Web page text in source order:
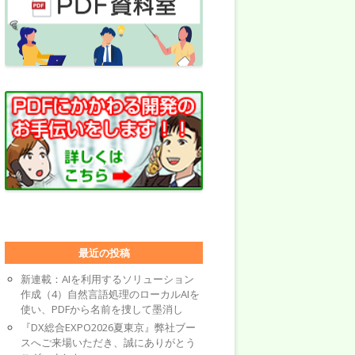
最近の投稿
新連載：AIを利用するソリューション
作成（4）自然言語処理のローカルAIを
使い、PDFから名前を捜して墨消し
『DX総合EXPO2026夏東京』弊社ブー
スへご来場いただき、誠にありがとう